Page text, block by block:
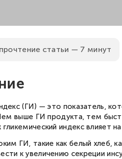
статьи — 7 минут
(ГИ) — это показатель,
выше ГИ продукта, тем
индекс влияет
ГИ, такие как белый хлеб,
к увеличению секреции